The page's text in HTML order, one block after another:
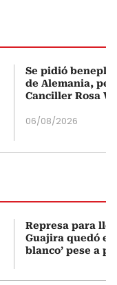
Se pidió
de Alemania,
Canciller Rosa
06/08/2026
Represa para
Guajira quedó en
blanco’ pese a